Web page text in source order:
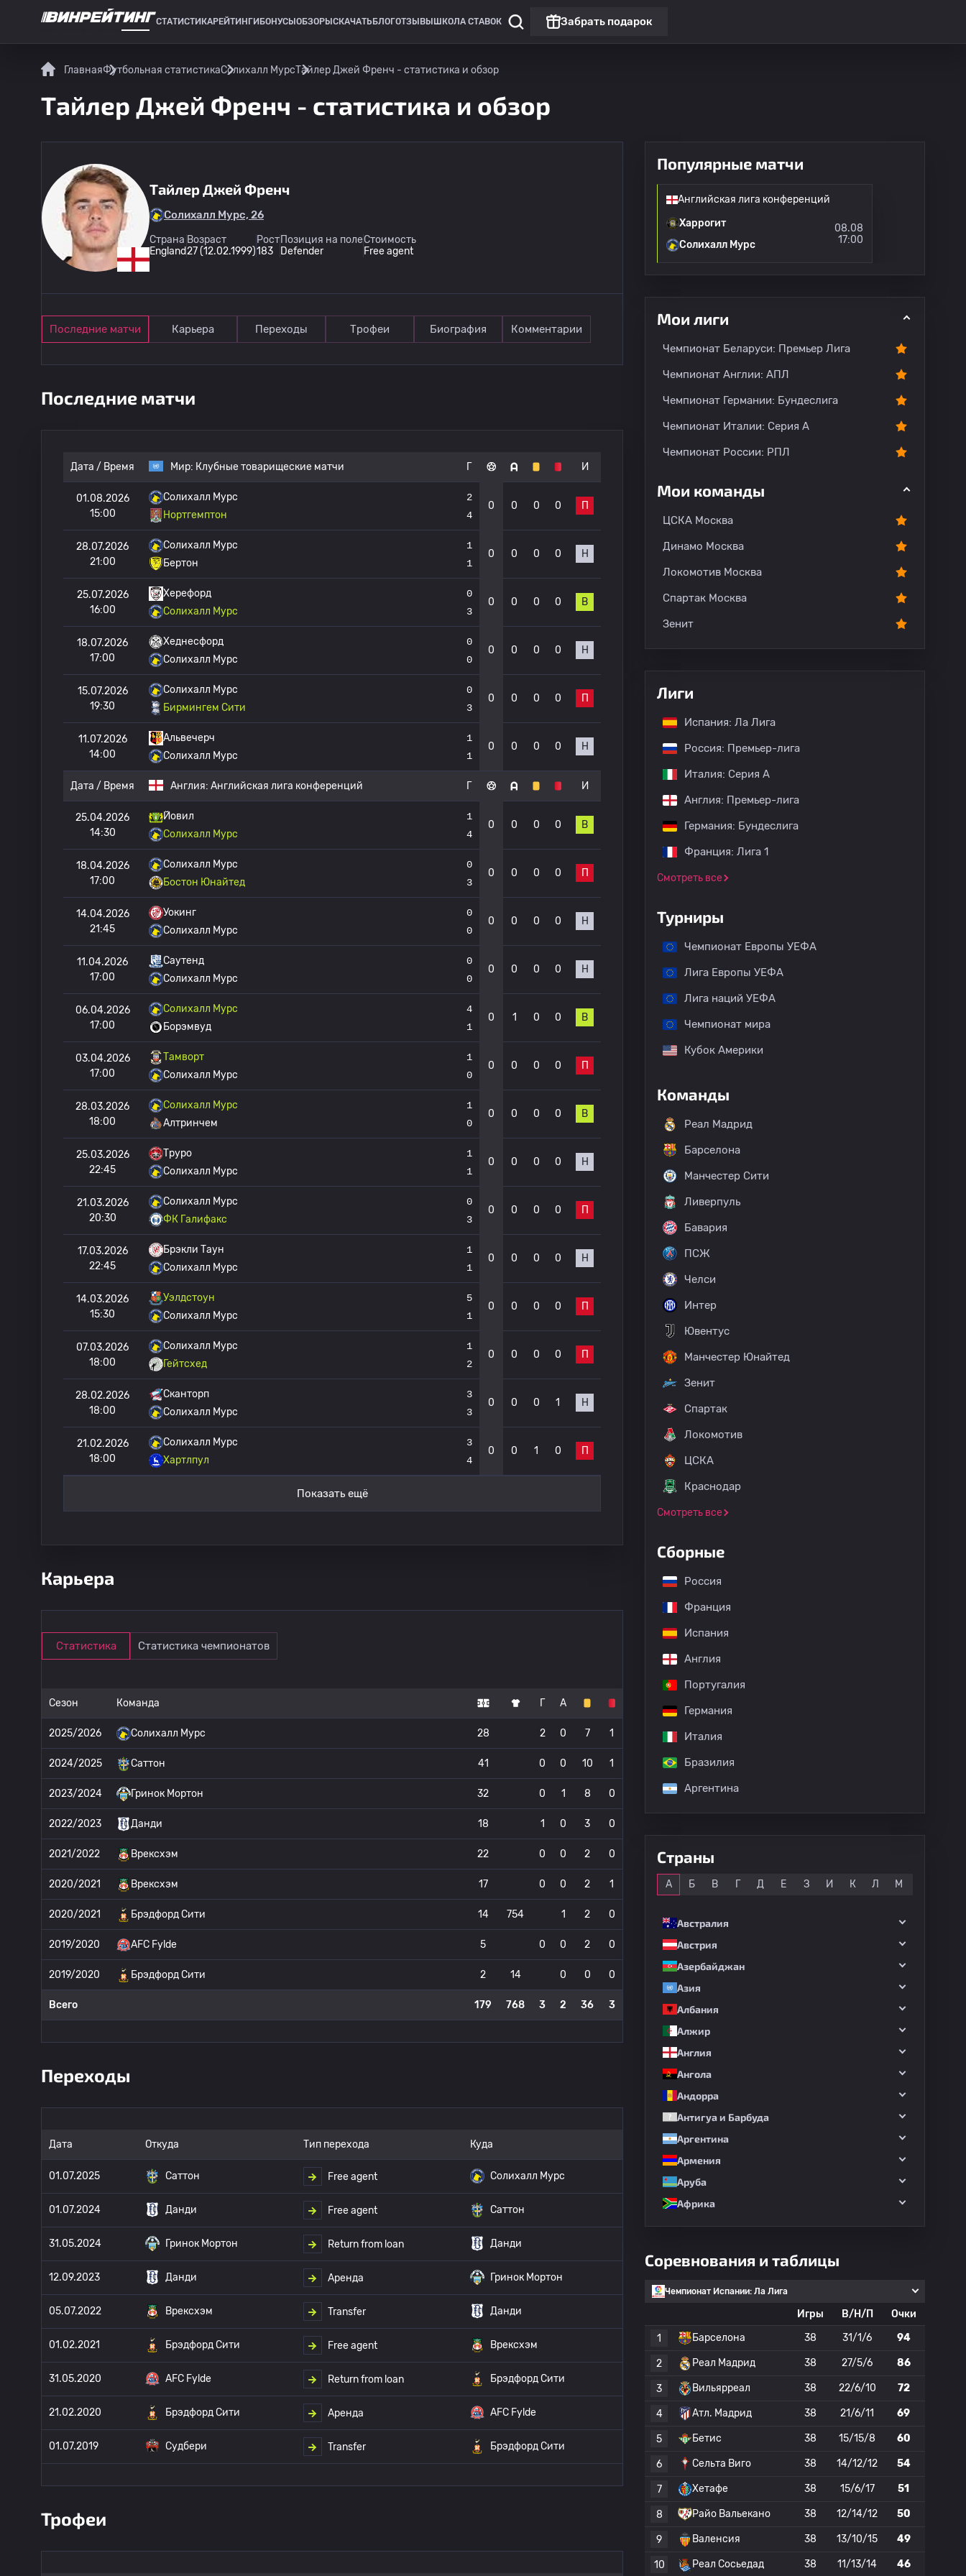
СТАТИСТИКАРЕЙТИНГИ БОНУСЫ ОБЗОРЫ СКАЧАТЬ БЛОГОТЗЫВЫ ШКОЛА СТАВОК Забрать подарок
ГлавнаяФутбольная статистикаСолихалл МурсТайлер Джей Френч - статистика и обзор
Тайлер Джей Френч - статистика и обзор
Тайлер Джей Френч
Солихалл Мурс, 26
Страна
England
Возраст
27 (12.02.1999)
Рост
183
Позиция на поле
Defender
Стоимость
Free agent
Последние матчи Карьера Переходы Трофеи Биография Комментарии
Последние матчи
Дата / Время Мир: Клубные товарищеские матчи Г И
01.08.2026
15:00
Солихалл Мурс
Нортгемптон
2
4
0 0 0 0 П
28.07.2026
21:00
Солихалл Мурс
Бертон
1
1
0 0 0 0 Н
25.07.2026
16:00
Херефорд
Солихалл Мурс
0
3
0 0 0 0 В
18.07.2026
17:00
Хеднесфорд
Солихалл Мурс
0
0
0 0 0 0 Н
15.07.2026
19:30
Солихалл Мурс
Бирмингем Сити
0
3
0 0 0 0 П
11.07.2026
14:00
Альвечерч
Солихалл Мурс
1
1
0 0 0 0 Н
Дата / Время Англия: Английская лига конференций Г И
25.04.2026
14:30
Йовил
Солихалл Мурс
1
4
0 0 0 0 В
18.04.2026
17:00
Солихалл Мурс
Бостон Юнайтед
0
3
0 0 0 0 П
14.04.2026
21:45
Уокинг
Солихалл Мурс
0
0
0 0 0 0 Н
11.04.2026
17:00
Саутенд
Солихалл Мурс
0
0
0 0 0 0 Н
06.04.2026
17:00
Солихалл Мурс
Борэмвуд
4
1
0 1 0 0 В
03.04.2026
17:00
Тамворт
Солихалл Мурс
1
0
0 0 0 0 П
28.03.2026
18:00
Солихалл Мурс
Алтринчем
1
0
0 0 0 0 В
25.03.2026
22:45
Труро
Солихалл Мурс
1
1
0 0 0 0 Н
21.03.2026
20:30
Солихалл Мурс
ФК Галифакс
0
3
0 0 0 0 П
17.03.2026
22:45
Брэкли Таун
Солихалл Мурс
1
1
0 0 0 0 Н
14.03.2026
15:30
Уэлдстоун
Солихалл Мурс
5
1
0 0 0 0 П
07.03.2026
18:00
Солихалл Мурс
Гейтсхед
1
2
0 0 0 0 П
28.02.2026
18:00
Сканторп
Солихалл Мурс
3
3
0 0 0 1 Н
21.02.2026
18:00
Солихалл Мурс
Хартлпул
3
4
0 0 1 0 П
Показать ещё
Карьера
Статистика Статистика чемпионатов
Сезон Команда Г А
2025/2026 Солихалл Мурс 28 2 0 7 1
2024/2025 Саттон 41 0 0 10 1
2023/2024 Гринок Мортон 32 0 1 8 0
2022/2023 Данди 18 1 0 3 0
2021/2022 Врексхэм 22 0 0 2 0
2020/2021 Врексхэм 17 0 0 2 1
2020/2021 Брэдфорд Сити 14 754 1 2 0
2019/2020 AFC Fylde 5 0 0 2 0
2019/2020 Брэдфорд Сити 2 14 0 0 0
Всего 179 768 3 2 36 3
Переходы
Дата Откуда Тип перехода Куда
01.07.2025 Саттон Free agent Солихалл Мурс
01.07.2024 Данди Free agent Саттон
31.05.2024 Гринок Мортон Return from loan Данди
12.09.2023 Данди Аренда Гринок Мортон
05.07.2022 Врексхэм Transfer Данди
01.02.2021 Брэдфорд Сити Free agent Врексхэм
31.05.2020 AFC Fylde Return from loan Брэдфорд Сити
21.02.2020 Брэдфорд Сити Аренда AFC Fylde
01.07.2019 Судбери Transfer Брэдфорд Сити
Трофеи
Популярные матчи
Английская лига конференций
Харрогит
Солихалл Мурс
08.08
17:00
Мои лиги
Чемпионат Беларуси: Премьер Лига
Чемпионат Англии: АПЛ
Чемпионат Германии: Бундеслига
Чемпионат Италии: Серия А
Чемпионат России: РПЛ
Мои команды
ЦСКА Москва
Динамо Москва
Локомотив Москва
Спартак Москва
Зенит
Лиги
Испания: Ла Лига
Россия: Премьер-лига
Италия: Серия А
Англия: Премьер-лига
Германия: Бундеслига
Франция: Лига 1
Смотреть все
Турниры
Чемпионат Европы УЕФА
Лига Европы УЕФА
Лига наций УЕФА
Чемпионат мира
Кубок Америки
Команды
Реал Мадрид
Барселона
Манчестер Сити
Ливерпуль
Бавария
ПСЖ
Челси
Интер
Ювентус
Манчестер Юнайтед
Зенит
Спартак
Локомотив
ЦСКА
Краснодар
Смотреть все
Сборные
Россия
Франция
Испания
Англия
Португалия
Германия
Италия
Бразилия
Аргентина
Страны
А Б В Г Д Е З И К Л М
Австралия
Австрия
Азербайджан
Азия
Албания
Алжир
Англия
Ангола
Андорра
Антигуа и Барбуда
Аргентина
Армения
Аруба
Африка
Соревнования и таблицы
Чемпионат Испании: Ла Лига
Игры В/Н/П
Очки
1
Барселона 38 31/1/6 94
2 Реал Мадрид 38 27/5/6 86
3 Вильярреал 38 22/6/10 72
4 Атл. Мадрид 38 21/6/11 69
5 Бетис 38 15/15/8 60
6 Сельта Виго 38 14/12/12 54
7 Хетафе 38 15/6/17 51
8 Райо Вальекано 38 12/14/12 50
9 Валенсия 38 13/10/15 49
10 Реал Сосьедад 38 11/13/14 46